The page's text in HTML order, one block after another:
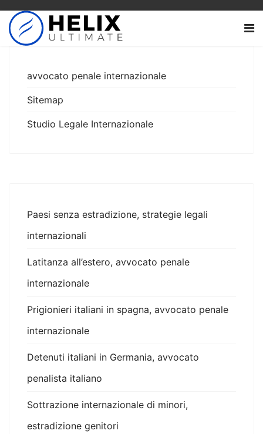
avvocato penale internazionale
Sitemap
Studio Legale Internazionale
Paesi senza estradizione, strategie legali
internazionali
Latitanza all’estero, avvocato penale
internazionale
Prigionieri italiani in spagna, avvocato penale
internazionale
Detenuti italiani in Germania, avvocato
penalista italiano
Sottrazione internazionale di minori,
estradizione genitori